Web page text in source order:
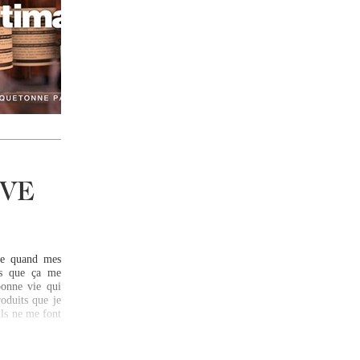
quand mes
que ça me
vie qui
que je
ne me font